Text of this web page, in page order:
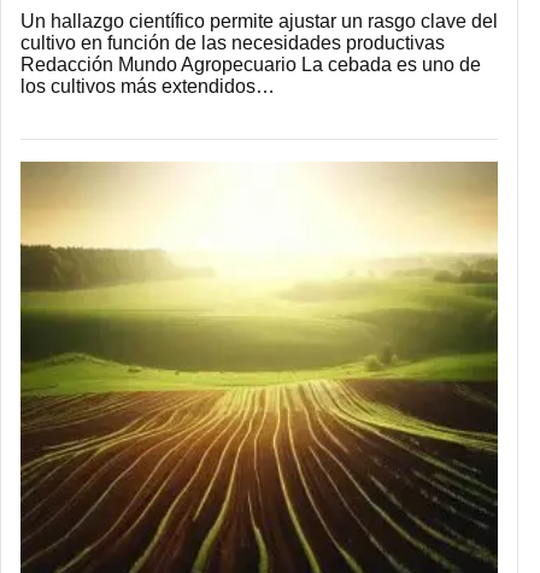
Un hallazgo científico permite ajustar un rasgo clave del
cultivo en función de las necesidades productivas
Redacción Mundo Agropecuario La cebada es uno de
los cultivos más extendidos…